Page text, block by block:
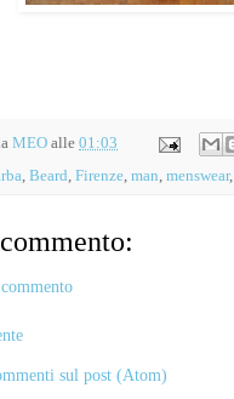
MEO alle 01:03
, Beard, Firenze, man, menswear,
sul post (Atom)